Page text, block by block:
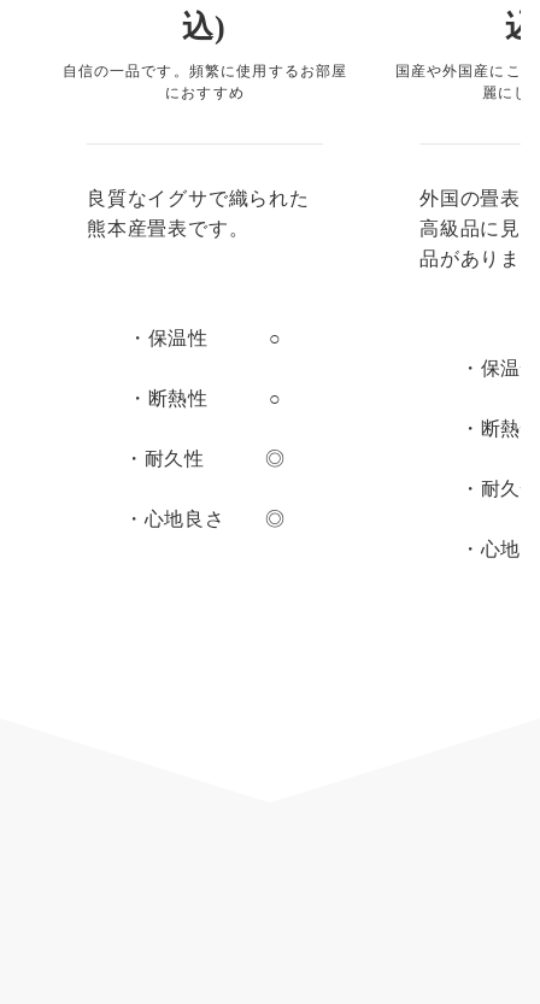
込)
自信の一品です。頻繁に使用するお部屋
におすすめ
良質なイグサで織られた
熊本産畳表です。
・保温性 ○
・断熱性 ○
・耐久性 ◎
・心地良さ ◎
国産や外国産にこ
麗にし
外国の畳表
高級品に見
品がありま
・保
・断
・耐
・心